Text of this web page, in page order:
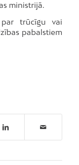
ministrijā.
par trūcīgu vai
pabalstiem